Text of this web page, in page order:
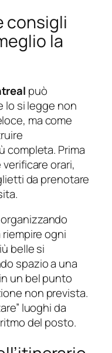
consigli
la
può
lo si legge non
ma come
completa. Prima
orari,
da prenotare
ogni
belle si
spazio a una
un bel punto
non prevista.
luoghi da
del posto.